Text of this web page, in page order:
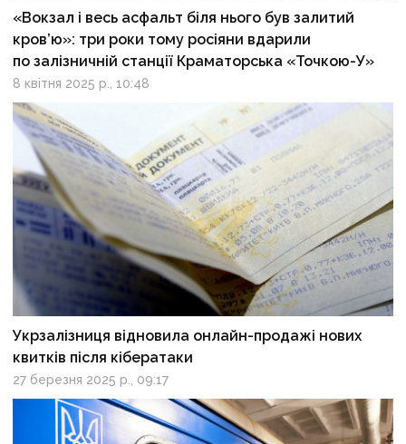
«Вокзал і весь асфальт біля нього був залитий
кров’ю»: три роки тому росіяни вдарили
по залізничній станції Краматорська «Точкою-У»
8 квітня 2025 р., 10:48
Укрзалізниця відновила онлайн-продажі нових
квитків після кібератаки
27 березня 2025 р., 09:17